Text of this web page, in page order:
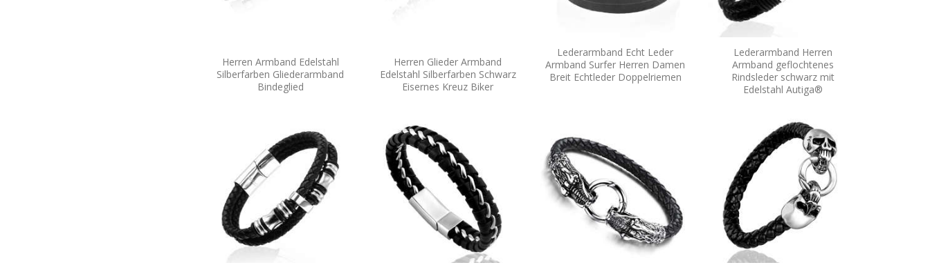
Herren Armband Edelstahl
Silberfarben Gliederarmband
Bindeglied
Herren Glieder Armband
Edelstahl Silberfarben Schwarz
Eisernes Kreuz Biker
Lederarmband Echt Leder
Armband Surfer Herren Damen
Breit Echtleder Doppelriemen
Lederarmband Herren
Armband geflochtenes
Rindsleder schwarz mit
Edelstahl Autiga®